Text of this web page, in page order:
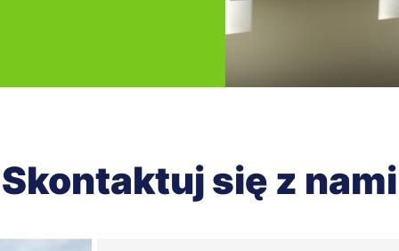
Skontaktuj się z nami